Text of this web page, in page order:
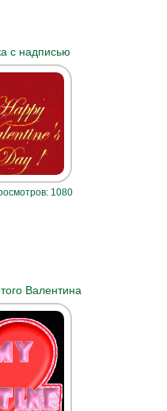
с надписью
1080
Валентина